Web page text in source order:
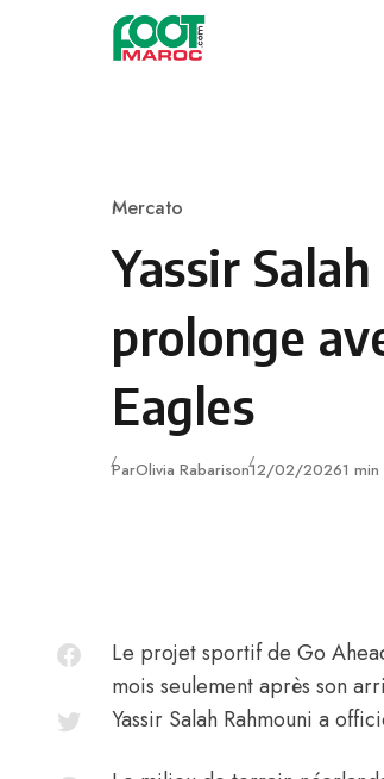
Skip to content
Category
Mercato
Yassir
prolonge
Eagles
ParOlivia RabarisonPublié
12/02/20261
Le projet sportif de Go
mois seulement après son
Yassir Salah Rahmouni a